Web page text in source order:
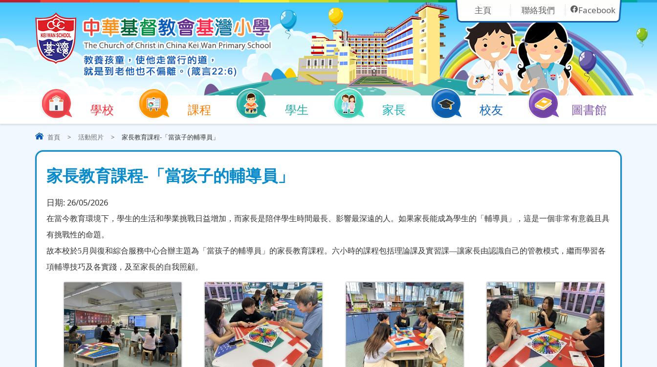
主頁 聯絡我們 Facebook
學校 課程 學生 家長 校友 圖書館
首頁 > 活動照片 > 家長教育課程-「當孩子的輔導員」
家長教育課程-「當孩子的輔導員」
日期:26/05/2026
在當今教育環境下，學生的生活和學業挑戰日益增加，而家長是陪伴學生時間最長、影響最深遠的人。如果家長能成為學生的「輔導員」，這是一個非常有意義且具
有挑戰性的命題。
故本校於5月與復和綜合服務中心合辦主題為「當孩子的輔導員」的家長教育課程。六小時的課程包括理論課及實習課—讓家長由認識自己的管教模式，繼而學習各
項輔導技巧及各實踐，及至家長的自我照顧。